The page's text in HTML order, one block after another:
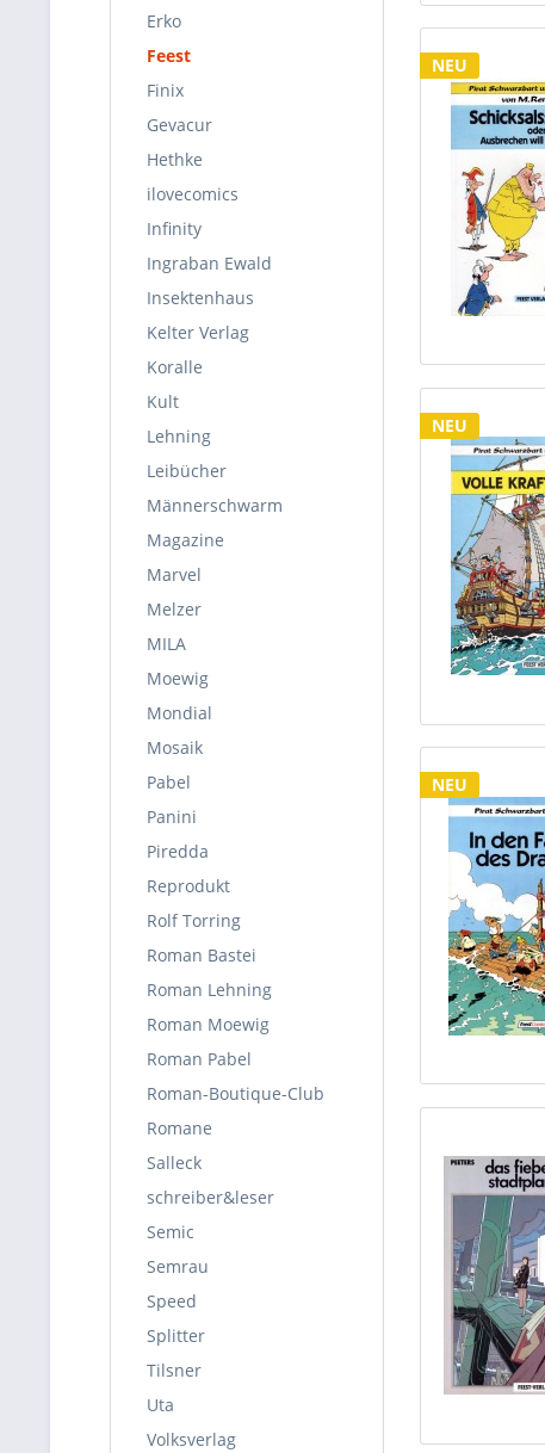
Erko
Feest
Finix
Gevacur
Hethke
ilovecomics
Infinity
Ingraban Ewald
Insektenhaus
Kelter Verlag
Koralle
Kult
Lehning
Leibücher
Männerschwarm
Magazine
Marvel
Melzer
MILA
Moewig
Mondial
Mosaik
Pabel
Panini
Piredda
Reprodukt
Rolf Torring
Roman Bastei
Roman Lehning
Roman Moewig
Roman Pabel
Roman-Boutique-Club
Romane
Salleck
schreiber&leser
Semic
Semrau
Speed
Splitter
Tilsner
Uta
Volksverlag
NEU
NEU
NEU